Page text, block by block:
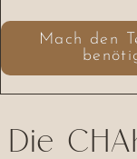
Mach den
Die